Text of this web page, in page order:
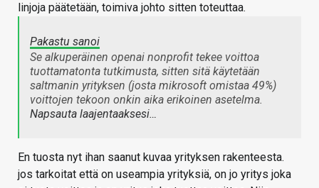
linjoja päätetään, toimiva johto sitten toteuttaa.
Pakastu sanoi
Se alkuperäinen openai nonprofit tekee voittoa
tuottamatonta tutkimusta, sitten sitä käytetään
saltmanin yrityksen (josta mikrosoft omistaa 49%)
voittojen tekoon onkin aika erikoinen asetelma.
Napsauta laajentaaksesi…
En tuosta nyt ihan saanut kuvaa yrityksen rakenteesta.
jos tarkoitat että on useampia yrityksiä, on jo yritys joka